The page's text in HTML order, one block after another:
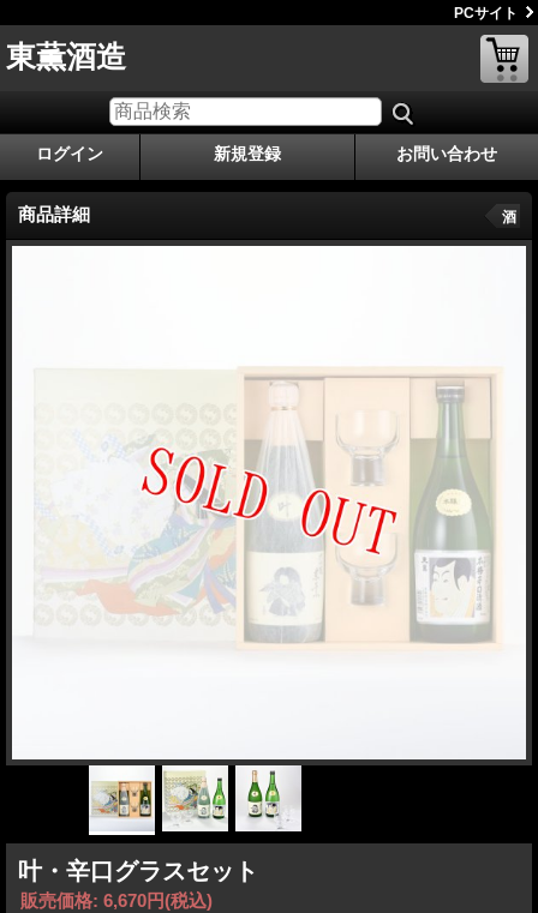
PCサイト
東薫酒造
ログイン 新規登録 お問い合わせ
商品詳細 酒
叶・辛口グラスセット
販売価格: 6,670円(税込)